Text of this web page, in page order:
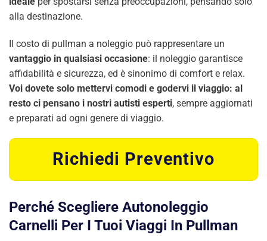
alla destinazione.
Il costo di pullman a noleggio può rappresentare un
vantaggio in qualsiasi occasione: il noleggio garantisce
affidabilità e sicurezza, ed è sinonimo di comfort e relax.
Voi dovete solo mettervi comodi e godervi il viaggio: al
resto ci pensano i nostri autisti esperti, sempre aggiornati
e preparati ad ogni genere di viaggio.
Richiedi Preventivo
Perché Scegliere Autonoleggio
Carnelli Per I Tuoi Viaggi In Pullman